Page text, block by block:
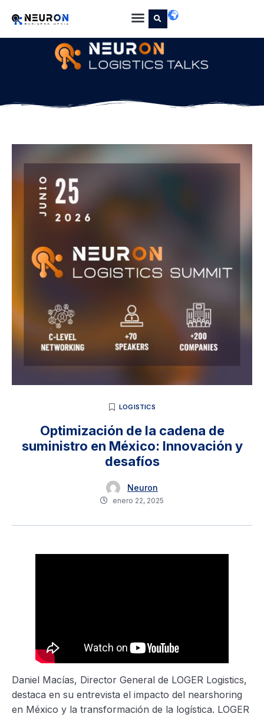
LOGISTICS
Optimización de la cadena de
suministro en México: Innovación y
desafíos
Neuron
enero 22, 2025
Daniel Macías, Director General de LOGER Logistics,
destaca en su entrevista el impacto del nearshoring
en México y la transformación de la logística. LOGER